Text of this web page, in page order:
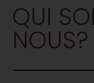
QUI
NOUS?